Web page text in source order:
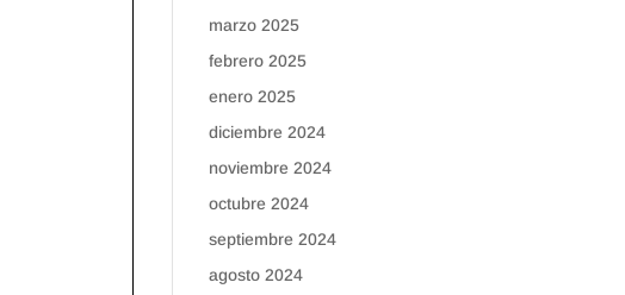
marzo 2025
febrero 2025
enero 2025
diciembre 2024
noviembre 2024
octubre 2024
septiembre 2024
agosto 2024